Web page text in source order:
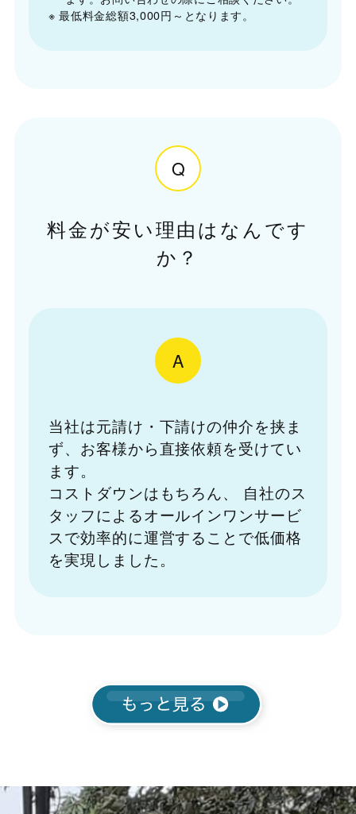
※ 最低料金総額3,000円～となります。
Q
料金が安い理由はなんです
か？
A
当社は元請け・下請けの仲介を挟ま
ず、お客様から直接依頼を受けてい
ます。
コストダウンはもちろん、
自社のス
タッフによるオールインワンサービ
スで効率的に運営することで低価格
を実現しました。